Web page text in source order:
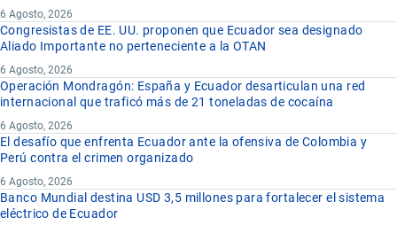
6 Agosto, 2026
Congresistas de EE. UU. proponen que Ecuador sea designado
Aliado Importante no perteneciente a la OTAN
6 Agosto, 2026
Operación Mondragón: España y Ecuador desarticulan una red
internacional que traficó más de 21 toneladas de cocaína
6 Agosto, 2026
El desafío que enfrenta Ecuador ante la ofensiva de Colombia y
Perú contra el crimen organizado
6 Agosto, 2026
Banco Mundial destina USD 3,5 millones para fortalecer el sistema
eléctrico de Ecuador